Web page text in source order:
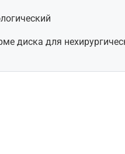
диска для
правило,